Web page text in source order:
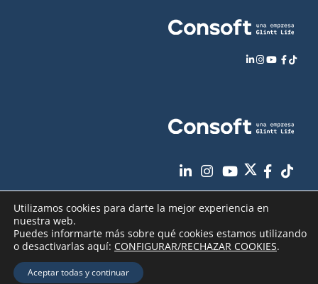
Copyright2026 - Consoft |Aviso Legal
Política de Cookies|Seguridad de sus datos
Utilizamos cookies para darte la mejor experiencia en
nuestra web.
Puedes informarte más sobre qué cookies estamos utilizando
o desactivarlas aquí: CONFIGURAR/RECHAZAR COOKIES.
Aceptar todas y continuar